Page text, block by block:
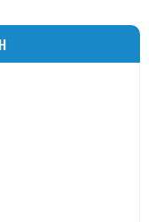
cứu khoa học,
triển du lịch khám